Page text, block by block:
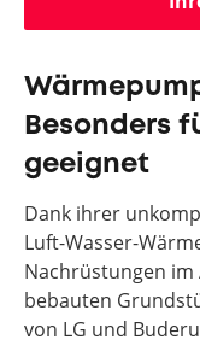
Besonders
geeignet
Dank ihrer
Luft-Wasser-
Nachrüstungen im
bebauten
von LG und